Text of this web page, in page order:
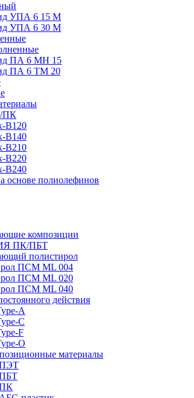
УПА 6 15 М
УПА 6 30 М
ПА 6 МН 15
ПА 6 ТМ 20
ПК
В120
В140
В210
В220
В240
основе полиолефинов
композиции
ПК/ПБТ
полистирол
ПСМ ML 004
ПСМ ML 020
ПСМ ML 040
действия
A
C
F
O
материалы
ПЭТ